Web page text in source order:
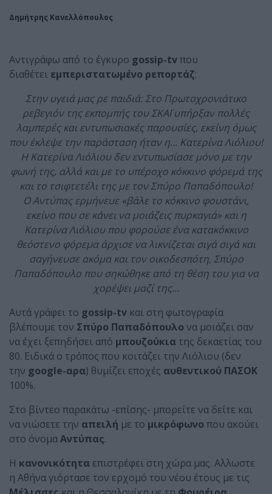
Δημήτρης Κανελλόπουλος
Αντιγράφω από το έγκυρο gossip-tvπου
διαθέτει εμπεριστατωμένο ρεπορτάζ:
Στην υγειά μας ρε παιδιά: Στο Πρωτοχρονιάτικο
ρεβεγιόν της εκπομπής του ΣΚΑΪ υπήρξαν πολλές
λαμπερές και εντυπωσιακές παρουσίες, εκείνη όμως
που έκλεψε την παράσταση ήταν η… Κατερίνα Λιόλιου!
Η Κατερίνα Λιόλιου δεν εντυπωσίασε μόνο με την
φωνή της, αλλά και με το υπέροχο κόκκινο φόρεμά της
και το τσιφτετέλι της με τον Σπύρο Παπαδόπουλο!
Ο Αντύπας ερμήνευε «βάλε το κόκκινο φουστάνι,
εκείνο που σε κάνει να μοιάζεις πυρκαγιά» και η
Κατερίνα Λιόλιου που φορούσε ένα κατακόκκινο
θεόστενο φόρεμα άρχισε να λικνίζεται σιγά σιγά και
σαγήνευσε ακόμα και τον οικοδεσπότη, Σπύρο
Παπαδόπουλο που σηκώθηκε από τη θέση του για να
χορέψει μαζί της…
Αυτά γράφει το gossip-tv και στη φωτογραφία
βλέπουμε τον Σπύρο Παπαδόπουλο να μοιάζει σαν
να έχει ξεπηδήσει από μπουζούκια της δεκαετίας του
80. Ειδικά ο τρόπος που κοιτάζει την Λιόλιου (δεν
την google-αρα) θυμίζει εποχές αυθεντικού ΠΑΣΟΚ
100%.
Στο βίντεο παρακάτω -επίσης- μπορείτε να δείτε και
να νιώσετε την απειλή με το μικρόφωνο που ακούει
στο όνομαΑντύπας.
Η κανονικότητα επιστρέφει στη χώρα μας. Αλλωστε
η Αθήνα γιόρτασε τον ερχομό του νέου έτους με τις